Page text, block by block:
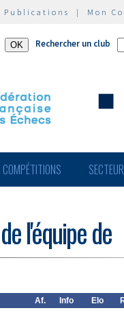
Publications | Mon
Rechercher un club
COMPÉTITIONS
l'équipe de
Af. Info Elo